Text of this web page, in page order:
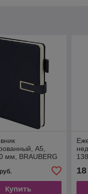
А5,
мм, BRAUBERG
застежка, 160
Купить
18